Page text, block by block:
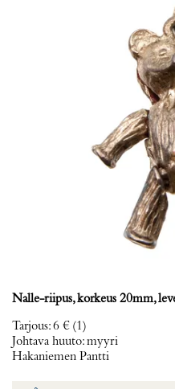
Nalle-riipus, korkeus 20mm,
Tarjous:6 € (1)
Johtava huuto:myyri
Hakaniemen Pantti